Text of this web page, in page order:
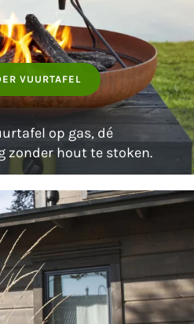
VUURTAFEL
op gas, dé
zonder hout te stoken.